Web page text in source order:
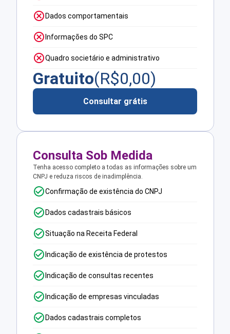
Dados comportamentais
Informações do SPC
Quadro societário e administrativo
Gratuito(R$0,00)
Consultar grátis
Consulta Sob Medida
Tenha acesso completo a todas as informações sobre um
CNPJ e reduza riscos de inadimplência.
Confirmação de existência do CNPJ
Dados cadastrais básicos
Situação na Receita Federal
Indicação de existência de protestos
Indicação de consultas recentes
Indicação de empresas vinculadas
Dados cadastrais completos